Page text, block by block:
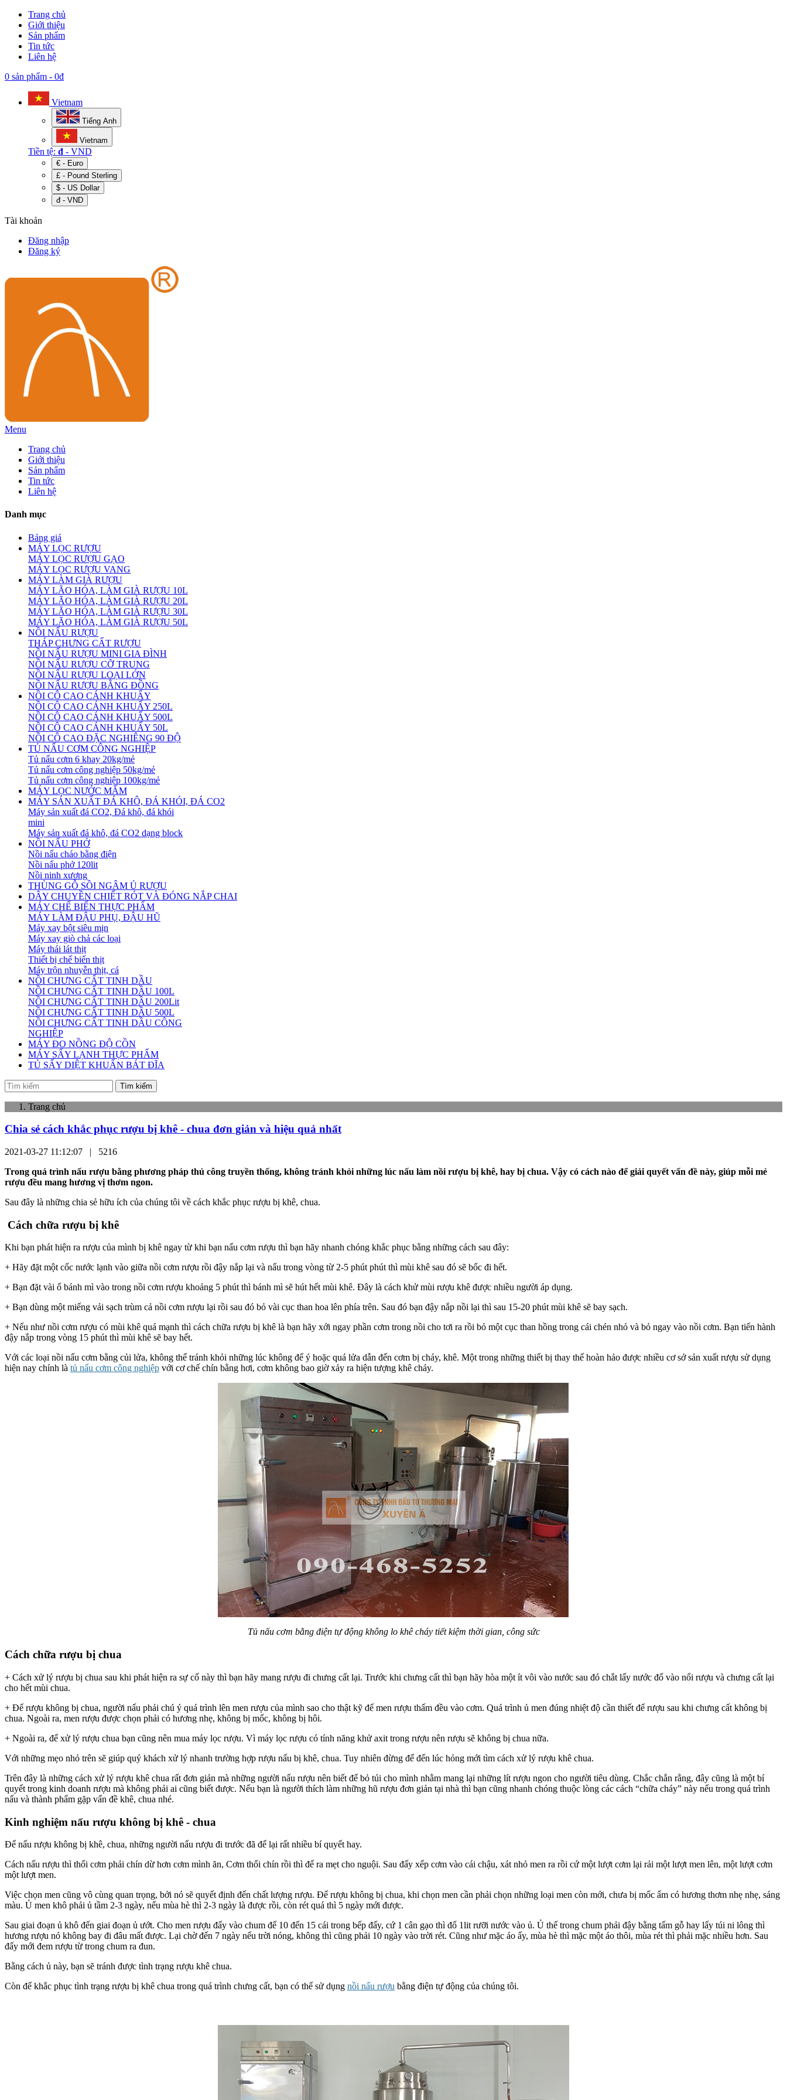
Trang chủ
Giới thiệu
Sản phẩm
Tin tức
Liên hệ
0 sản phẩm - 0đ
Vietnam
Tiếng Anh
Vietnam
Tiền tệ: đ - VND
€ - Euro
£ - Pound Sterling
$ - US Dollar
đ - VND
Tài khoản
Đăng nhập
Đăng ký
Menu
Trang chủ
Giới thiệu
Sản phẩm
Tin tức
Liên hệ
Danh mục
Bảng giá
MÁY LỌC RƯỢU
MÁY LỌC RƯỢU GẠO
MÁY LỌC RƯỢU VANG
MÁY LÀM GIÀ RƯỢU
MÁY LÃO HÓA, LÀM GIÀ RƯỢU 10L
MÁY LÃO HÓA, LÀM GIÀ RƯỢU 20L
MÁY LÃO HÓA, LÀM GIÀ RƯỢU 30L
MÁY LÃO HÓA, LÀM GIÀ RƯỢU 50L
NỒI NẤU RƯỢU
THÁP CHƯNG CẤT RƯỢU
NỒI NẤU RƯỢU MINI GIA ĐÌNH
NỒI NẤU RƯỢU CỠ TRUNG
NỒI NẤU RƯỢU LOẠI LỚN
NỒI NẤU RƯỢU BẰNG ĐỒNG
NỒI CÔ CAO CÁNH KHUẤY
NỒI CÔ CAO CÁNH KHUẤY 250L
NỒI CÔ CAO CÁNH KHUẤY 500L
NỒI CÔ CAO CÁNH KHUẤY 50L
NỒI CÔ CAO ĐẶC NGHIÊNG 90 ĐỘ
TỦ NẤU CƠM CÔNG NGHIỆP
Tủ nấu cơm 6 khay 20kg/mẻ
Tủ nấu cơm công nghiệp 50kg/mẻ
Tủ nấu cơm công nghiệp 100kg/mẻ
MÁY LỌC NƯỚC MẮM
MÁY SẢN XUẤT ĐÁ KHÔ, ĐÁ KHÓI, ĐÁ CO2
Máy sản xuất đá CO2, Đá khô, đá khói
mini
Máy sản xuất đá khô, đá CO2 dạng block
NỒI NẤU PHỞ
Nồi nấu cháo bằng điện
Nồi nấu phở 120lit
Nồi ninh xương
THÙNG GỖ SỒI NGÂM Ủ RƯỢU
DÂY CHUYỀN CHIẾT RÓT VÀ ĐÓNG NẮP CHAI
MÁY CHẾ BIẾN THỰC PHẨM
MÁY LÀM ĐẬU PHỤ, ĐẬU HŨ
Máy xay bột siêu mịn
Máy xay giò chả các loại
Máy thái lát thịt
Thiết bị chế biến thịt
Máy trộn nhuyễn thịt, cá
NỒI CHƯNG CẤT TINH DẦU
NỒI CHƯNG CẤT TINH DẦU 100L
NỒI CHƯNG CẤT TINH DẦU 200Lit
NỒI CHƯNG CẤT TINH DẦU 500L
NỒI CHƯNG CẤT TINH DẦU CÔNG
NGHIỆP
MÁY ĐO NỒNG ĐỘ CỒN
MÁY SẤY LẠNH THỰC PHẨM
TỦ SẤY DIỆT KHUẨN BÁT ĐĨA
Tìm kiếm
Trang chủ
Chia sẻ cách khắc phục rượu bị khê - chua đơn giản và hiệu quả nhất
2021-03-27 11:12:07 | 5216
Trong quá trình nấu rượu bằng phương pháp thủ công truyền thống, không tránh khỏi những lúc nấu làm nồi rượu bị khê, hay bị chua. Vậy có cách nào để giải quyết vấn đề này, giúp mỗi mẻ
rượu đều mang hương vị thơm ngon.
Sau đây là những chia sẻ hữu ích của chúng tôi về cách khắc phục rượu bị khê, chua.
Cách chữa rượu bị khê
Khi bạn phát hiện ra rượu của mình bị khê ngay từ khi bạn nấu cơm rượu thì bạn hãy nhanh chóng khắc phục bằng những cách sau đây:
+ Hãy đặt một cốc nước lạnh vào giữa nồi cơm rượu rồi đậy nắp lại và nấu trong vòng từ 2-5 phút phút thì mùi khê sau đó sẽ bốc đi hết.
+ Bạn đặt vài ổ bánh mì vào trong nồi cơm rượu khoảng 5 phút thì bánh mì sẽ hút hết mùi khê. Đây là cách khử mùi rượu khê được nhiều người áp dụng.
+ Bạn dùng một miếng vải sạch trùm cả nồi cơm rượu lại rồi sau đó bỏ vài cục than hoa lên phía trên. Sau đó bạn đậy nắp nồi lại thì sau 15-20 phút mùi khê sẽ bay sạch.
+ Nếu như nồi cơm rượu có mùi khê quá mạnh thì cách chữa rượu bị khê là bạn hãy xới ngay phần cơm trong nồi cho tơi ra rồi bỏ một cục than hồng trong cái chén nhỏ và bỏ ngay vào nồi cơm. Bạn tiến hành
đậy nắp trong vòng 15 phút thì mùi khê sẽ bay hết.
Với các loại nồi nấu cơm bằng củi lửa, không thể tránh khỏi những lúc không để ý hoặc quá lửa dẫn đến cơm bị cháy, khê. Một trong những thiết bị thay thế hoàn hảo được nhiều cơ sở sản xuất rượu sử dụng
hiện nay chính là tủ nấu cơm công nghiệp với cơ chế chín bằng hơi, cơm không bao giờ xảy ra hiện tượng khê cháy.
Tủ nấu cơm bằng điện tự động không lo khê cháy tiết kiệm thời gian, công sức
Cách chữa rượu bị chua
+ Cách xử lý rượu bị chua sau khi phát hiện ra sự cố này thì bạn hãy mang rượu đi chưng cất lại. Trước khi chưng cất thì bạn hãy hòa một ít vôi vào nước sau đó chắt lấy nước đổ vào nổi rượu và chưng cất lại
cho hết mùi chua.
+ Để rượu không bị chua, người nấu phải chú ý quá trình lên men rượu của mình sao cho thật kỹ để men rượu thấm đều vào cơm. Quá trình ủ men đúng nhiệt độ cần thiết để rượu sau khi chưng cất không bị
chua. Ngoài ra, men rượu được chọn phải có hương nhẹ, không bị mốc, không bị hôi.
+ Ngoài ra, để xử lý rượu chua bạn cũng nên mua máy lọc rượu. Vì máy lọc rượu có tính năng khử axit trong rượu nên rượu sẽ không bị chua nữa.
Với những mẹo nhỏ trên sẽ giúp quý khách xử lý nhanh trường hợp rượu nấu bị khê, chua. Tuy nhiên đừng để đến lúc hỏng mới tìm cách xử lý rượu khê chua.
Trên đây là những cách xử lý rượu khê chua rất đơn giản mà những người nấu rượu nên biết để bỏ túi cho mình nhằm mang lại những lít rượu ngon cho người tiêu dùng. Chắc chắn rằng, đây cũng là một bí
quyết trong kinh doanh rượu mà không phải ai cũng biết được. Nếu bạn là người thích làm những hũ rượu đơn giản tại nhà thì bạn cũng nhanh chóng thuộc lòng các cách “chữa cháy” này nếu trong quá trình
nấu và thành phẩm gặp vấn đề khê, chua nhé.
Kinh nghiệm nấu rượu không bị khê - chua
Để nấu rượu không bị khê, chua, những người nấu rượu đi trước đã để lại rất nhiều bí quyết hay.
Cách nấu rượu thì thổi cơm phải chín dừ hơn cơm mình ăn, Cơm thổi chín rồi thì để ra mẹt cho nguội. Sau đấy xếp cơm vào cái chậu, xát nhỏ men ra rồi cứ một lượt cơm lại rải một lượt men lên, một lượt cơm
một lượt men.
Việc chọn men cũng vô cùng quan trọng, bởi nó sẽ quyết định đến chất lượng rượu. Để rượu không bị chua, khi chọn men cần phải chọn những loại men còn mới, chưa bị mốc ẩm có hương thơm nhẹ nhẹ, sáng
màu. Ủ men khô phải ủ tầm 2-3 ngày, nếu mùa hè thì 2-3 ngày là được rồi, còn rét quá thì 5 ngày mới được.
Sau giai đoạn ủ khô đến giai đoạn ủ ướt. Cho men rượu đấy vào chum để 10 đến 15 cái trong bếp đấy, cứ 1 cân gạo thì đổ 1lit rưỡi nước vào ủ. Ủ thế trong chum phải đậy bằng tấm gỗ hay lấy túi ni lông thì
hương rượu nó không bay đi đâu mất được. Lại chờ đến 7 ngày nếu trời nóng, không thì cũng phải 10 ngày vào trời rét. Cũng như mặc áo ấy, mùa hè thì mặc một áo thôi, mùa rét thì phải mặc nhiều hơn. Sau
đấy mới đem rượu từ trong chum ra đun.
Bằng cách ủ này, bạn sẽ tránh được tình trạng rượu khê chua.
Còn để khắc phục tình trạng rượu bị khê chua trong quá trình chưng cất, bạn có thể sử dụng nồi nấu rượu bằng điện tự động của chúng tôi.